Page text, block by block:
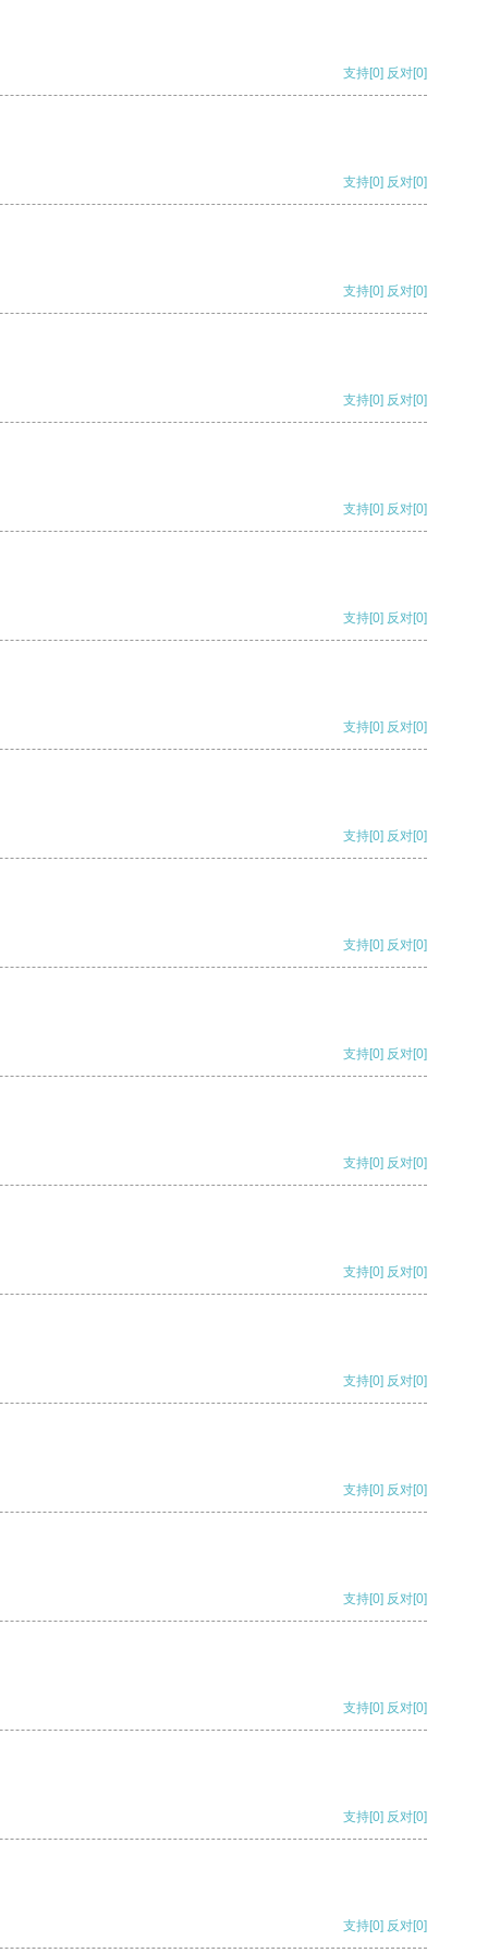
支持[0] 反对[0]
支持[0] 反对[0]
支持[0] 反对[0]
支持[0] 反对[0]
支持[0] 反对[0]
支持[0] 反对[0]
支持[0] 反对[0]
支持[0] 反对[0]
支持[0] 反对[0]
支持[0] 反对[0]
支持[0] 反对[0]
支持[0] 反对[0]
支持[0] 反对[0]
支持[0] 反对[0]
支持[0] 反对[0]
支持[0] 反对[0]
支持[0] 反对[0]
支持[0] 反对[0]